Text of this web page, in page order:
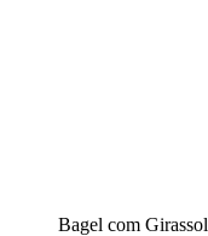
Bagel com Girassol